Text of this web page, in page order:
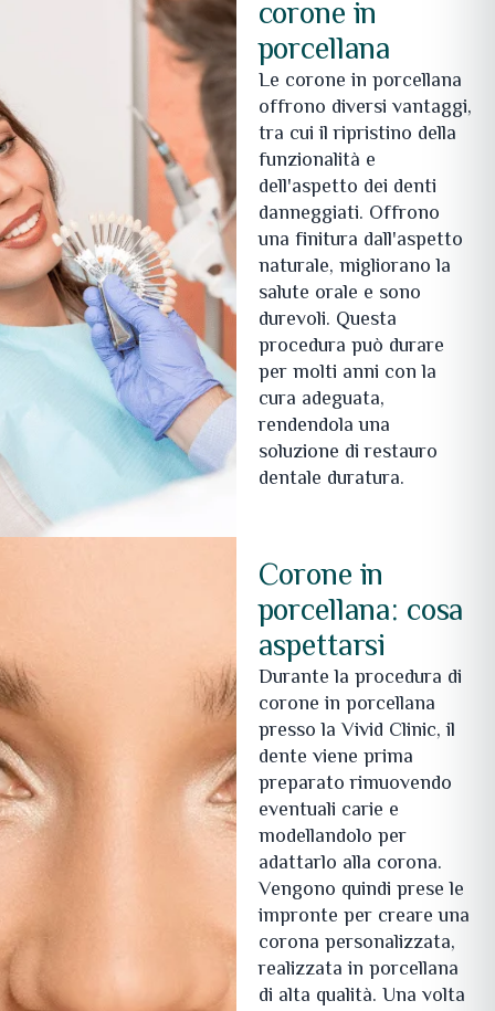
corone in
porcellana
Le corone in porcellana
offrono diversi vantaggi,
tra cui il ripristino della
funzionalità e
dell'aspetto dei denti
danneggiati. Offrono
una finitura dall'aspetto
naturale, migliorano la
salute orale e sono
durevoli. Questa
procedura può durare
per molti anni con la
cura adeguata,
rendendola una
soluzione di restauro
dentale duratura.
Corone in
porcellana: cosa
aspettarsi
Durante la procedura di
corone in porcellana
presso la Vivid Clinic, il
dente viene prima
preparato rimuovendo
eventuali carie e
modellandolo per
adattarlo alla corona.
Vengono quindi prese le
impronte per creare una
corona personalizzata,
realizzata in porcellana
di alta qualità. Una volta